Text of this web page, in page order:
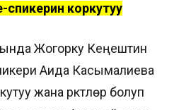
коркутуу
Жогорку Кеңештин
Аида Касымалиева
жана үркүтүүлөр болуп